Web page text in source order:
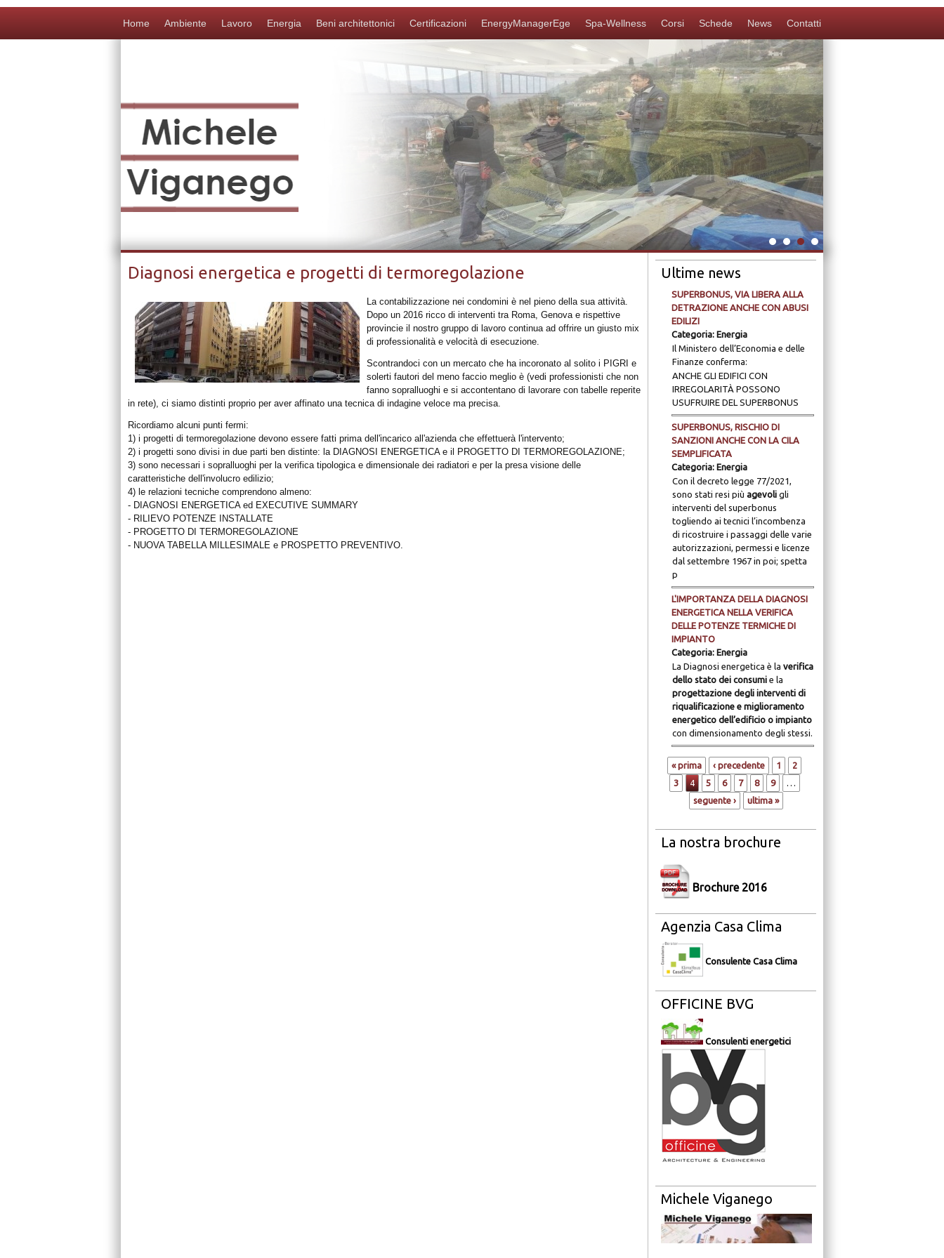
Home Ambiente Lavoro Energia Beni architettonici Certificazioni EnergyManagerEge Spa-Wellness Corsi Schede News Contatti
Diagnosi energetica e progetti di termoregolazione
La contabilizzazione nei condomini è nel pieno della sua attività.
Dopo un 2016 ricco di interventi tra Roma, Genova e rispettive
provincie il nostro gruppo di lavoro continua ad offrire un giusto mix
di professionalità e velocità di esecuzione.
Scontrandoci con un mercato che ha incoronato al solito i PIGRI e
solerti fautori del meno faccio meglio è (vedi professionisti che non
fanno sopralluoghi e si accontentano di lavorare con tabelle reperite
in rete), ci siamo distinti proprio per aver affinato una tecnica di indagine veloce ma precisa.
Ricordiamo alcuni punti fermi:
1) i progetti di termoregolazione devono essere fatti prima dell'incarico all'azienda che effettuerà l'intervento;
2) i progetti sono divisi in due parti ben distinte: la DIAGNOSI ENERGETICA e il PROGETTO DI TERMOREGOLAZIONE;
3) sono necessari i sopralluoghi per la verifica tipologica e dimensionale dei radiatori e per la presa visione delle
caratteristiche dell'involucro edilizio;
4) le relazioni tecniche comprendono almeno:
- DIAGNOSI ENERGETICA ed EXECUTIVE SUMMARY
- RILIEVO POTENZE INSTALLATE
- PROGETTO DI TERMOREGOLAZIONE
- NUOVA TABELLA MILLESIMALE e PROSPETTO PREVENTIVO.
Ultime news
SUPERBONUS, VIA LIBERA ALLA
DETRAZIONE ANCHE CON ABUSI
EDILIZI
Categoria: Energia
Il Ministero dell’Economia e delle
Finanze conferma:
ANCHE GLI EDIFICI CON
IRREGOLARITÀ POSSONO
USUFRUIRE DEL SUPERBONUS
SUPERBONUS, RISCHIO DI
SANZIONI ANCHE CON LA CILA
SEMPLIFICATA
Categoria: Energia
Con il decreto legge 77/2021,
sono stati resi più agevoligli
interventi del superbonus
togliendo ai tecnici l’incombenza
di ricostruire i passaggi delle varie
autorizzazioni, permessi e licenze
dal settembre 1967 in poi; spetta
p
L'IMPORTANZA DELLA DIAGNOSI
ENERGETICA NELLA VERIFICA
DELLE POTENZE TERMICHE DI
IMPIANTO
Categoria: Energia
La Diagnosi energetica è la verifica
dello stato dei consumie la
progettazione degli interventi di
riqualificazione e miglioramento
energetico dell’edificio o impianto
con dimensionamento degli stessi.
Pagine
« prima ‹ precedente 1
2
3
4 5 6 7 8 9
…
seguente ›
ultima »
La nostra brochure
Brochure 2016
Agenzia Casa Clima
Consulente Casa Clima
OFFICINE BVG
Consulenti energetici
Michele Viganego